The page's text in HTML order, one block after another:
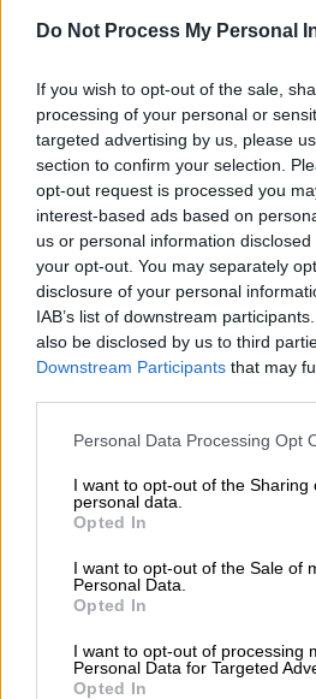
Do Not Process My Personal
If you wish to opt-out of the sale,
processing of your personal or
targeted advertising by us, please
section to confirm your selection.
opt-out request is processed you
interest-based ads based on
us or personal information
your opt-out. You may separately
disclosure of your personal
IAB’s list of downstream
also be disclosed by us to third
Downstream Participants that may
Please note that this website/app
not limited to your visit or usage
grant or deny consent to Google
use your data for below specified
consent section.
Personal Data Processing Opt
I want to opt-out of the Sharing
personal data.
Opted In
I want to opt-out of the Sale of
Personal Data.
Opted In
I want to opt-out of processing
Personal Data for Targeted
Opted In
Η Ματσάδοθα παραλάβει
νορβηγικής πρωτεύουσας
βασιλιά Χάραλντ, της
λατινοαμερικανών ηγετών
οποίων οπρόεδροςτης
Μιλέι και ο πρόεδρος του
Ντάνιελ Νομπόα.
ΔΙΑΒΑΣΤΕ ΕΠΙΣΗΣ
Κόσμος|04.12.2025 07:40
Κρίση στη
Τραμπ με Μαδούρο -
γίνει»
Ερντογάν σε Μαδούρο:
παραμείνουν ανοιχτά
διαλόγου ΗΠΑ και